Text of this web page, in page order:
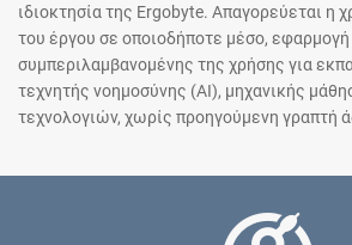
ιδιοκτησία της Ergobyte. Απαγορεύεται η
του έργου σε οποιοδήποτε μέσο,
συμπεριλαμβανομένης της χρήσης για
τεχνητής νοημοσύνης (AI), μηχανικής
τεχνολογιών, χωρίς προηγούμενη γραπτή